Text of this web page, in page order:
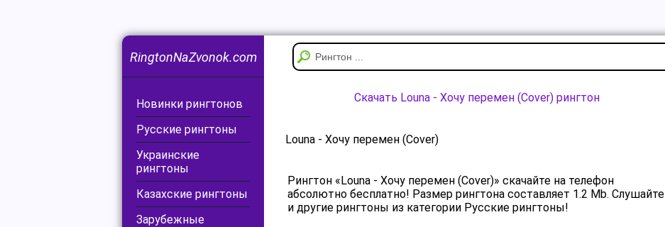
RingtonNaZvonok.com
Новинки рингтонов
Русские рингтоны
Украинские
рингтоны
Казахские рингтоны
Зарубежные
Скачать Louna - Хочу перемен (Cover) рингтон
Louna - Хочу перемен (Cover)
Рингтон «Louna - Хочу перемен (Cover)» скачайте на телефон
абсолютно бесплатно! Размер рингтона составляет 1.2 Mb. Слушайте
и другие рингтоны из категории Русские рингтоны!